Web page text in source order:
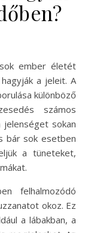
a jeleit. A
különböző
számos
sokan
bár sok esetben
a tüneteket,
felhalmozódó
okoz. Ez
a lábakban, a